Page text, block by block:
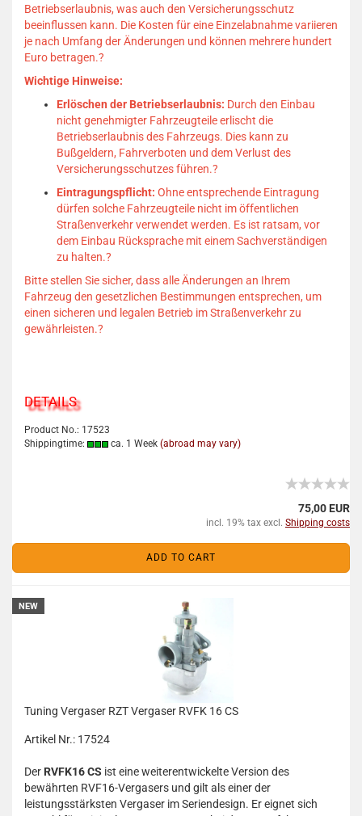
Betriebserlaubnis, was auch den Versicherungsschutz
beeinflussen kann. Die Kosten für eine Einzelabnahme variieren
je nach Umfang der Änderungen und können mehrere hundert
Euro betragen.?
Wichtige Hinweise:
Erlöschen der Betriebserlaubnis: Durch den Einbau
nicht genehmigter Fahrzeugteile erlischt die
Betriebserlaubnis des Fahrzeugs. Dies kann zu
Bußgeldern, Fahrverboten und dem Verlust des
Versicherungsschutzes führen.?
Eintragungspflicht: Ohne entsprechende Eintragung
dürfen solche Fahrzeugteile nicht im öffentlichen
Straßenverkehr verwendet werden. Es ist ratsam, vor
dem Einbau Rücksprache mit einem Sachverständigen
zu halten.?
Bitte stellen Sie sicher, dass alle Änderungen an Ihrem
Fahrzeug den gesetzlichen Bestimmungen entsprechen, um
einen sicheren und legalen Betrieb im Straßenverkehr zu
gewährleisten.?
DETAILS
Product No.: 17523
Shippingtime:
ca. 1 Week (abroad may vary)
75,00 EUR
incl. 19% tax excl. Shipping costs
ADD TO CART
NEW
Tuning Vergaser RZT Vergaser RVFK 16 CS
Artikel Nr.: 17524
Der RVFK16 CS ist eine weiterentwickelte Version des
bewährten RVF16-Vergasers und gilt als einer der
leistungsstärksten Vergaser im Seriendesign. Er eignet sich